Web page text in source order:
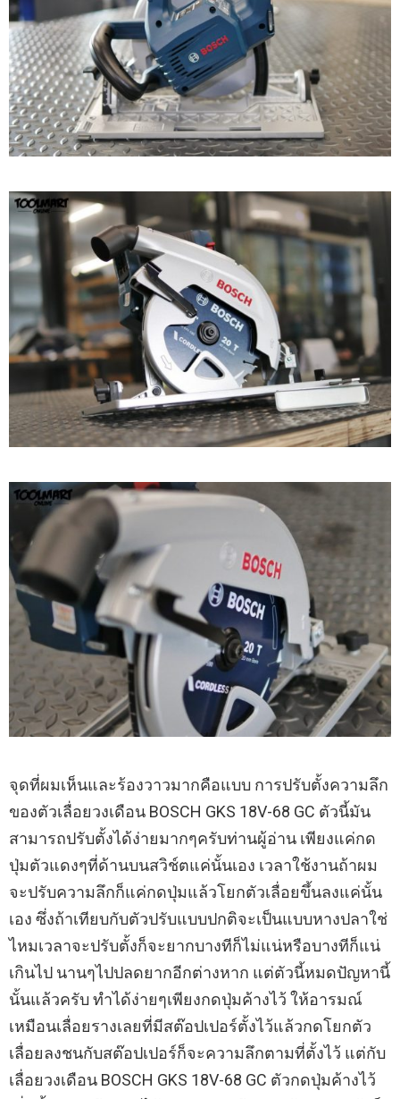
จุดที่ผมเห็นและร้องวาวมากคือแบบ การปรับตั้งความลึก
ของตัวเลื่อยวงเดือน BOSCH GKS 18V-68 GC ตัวนี้มัน
สามารถปรับตั้งได้ง่ายมากๆครับท่านผู้อ่าน เพียงแค่กด
ปุ่มตัวแดงๆที่ด้านบนสวิช์ตแค่นั้นเอง เวลาใช้งานถ้าผม
จะปรับความลึกก็แค่กดปุ่มแล้วโยกตัวเลื่อยขึ้นลงแค่นั้น
เอง ซึ่งถ้าเทียบกับตัวปรับแบบปกติจะเป็นแบบหางปลาใช่
ไหมเวลาจะปรับตั้งก็จะยากบางทีก็ไม่แน่หรือบางทีก็แน่
เกินไป นานๆไปปลดยากอีกต่างหาก แต่ตัวนี้หมดปัญหานี้
นั้นแล้วครับ ทำได้ง่ายๆเพียงกดปุ่มค้างไว้ ให้อารมณ์
เหมือนเลื่อยรางเลยที่มีสต๊อปเปอร์ตั้งไว้แล้วกดโยกตัว
เลื่อยลงชนกับสต๊อปเปอร์ก็จะความลึกตามที่ตั้งไว้ แต่กับ
เลื่อยวงเดือน BOSCH GKS 18V-68 GC ตัวกดปุ่มค้างไว้